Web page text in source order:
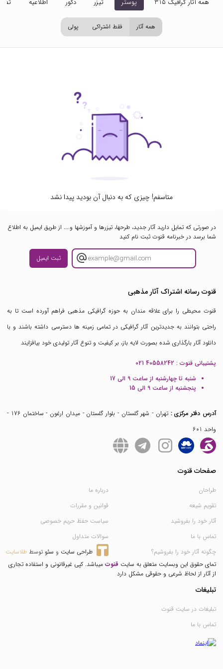
همه آثار گرافیک 315 پوستر تیزر دکور اطلاعیه
همه آثار فقط اشتراکی پولی
متاسفم! چیزی که به دنبال آن بودید پیدا نشد
در صورتی که تمایل دارید آثار جدید، طرحها، تیزرها و آموزشها و.... از طریق ایمیل به اطلاع
شما برسد در خبرنامه قنوت ثبت نام کنید
ثبت ایمیل
قنوت رسانه اشتراک آثار مذهبی
قنوت محیطی را برای علاقه مندان به حوزه گرافیکی مذهبی فراهم آورده است تا به
راحتی بتوانند به جدیدترین آثار گرافیکی در تمامی زمینه ها دسترسی داشته باشند و با
دانلود آثار بارگذاری شده بصورت لایه باز، بر کیفیت و تنوع آثار تولیدی خود بیافزایند
پشتیبانی قنوت : 021 40558242
شنبه تا چهارشنبه از ساعت 9 الی 17
پنجشنبه از ساعت 9 الی 15
آدرس دفتر مرکزی :
تهران - شهر گلستان - بلوار گلستان - میدان ارغون - ساختمان 176 -
واحد 601
صفحات قنوت
طراحان
تقویم شیعه
آثار خود را بفروشید
تماس با ما
چگونه آثار خود را بفروشیم؟
درباره ما
قوانین و مقررات
سیاست حفظ حریم خصوصی
سوالات متداول
طراحی سایت و سئو توسط طلاسایت
تمای حقوق این وبسایت متعلق به سایت قنوت میباشد. کپی غیرقانونی و استفاده تجاری
از آثار از لحاظ شرعی و حقوقی مشکل دارد
تبلیغات
تبلیغات در سایت قنوت
تماس با ما